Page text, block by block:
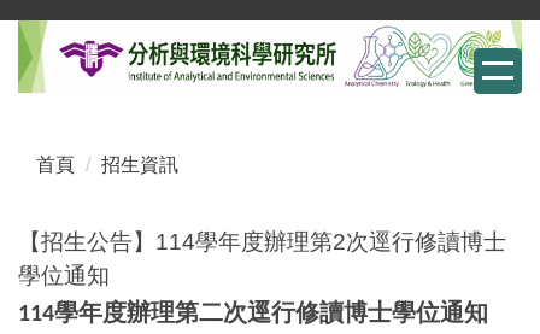
跳
到
主
首頁 招生資訊
【招生公告】114學年度辦理第2次逕行修讀博士
學位通知
114學年度辦理第二次逕行修讀博士學位通知